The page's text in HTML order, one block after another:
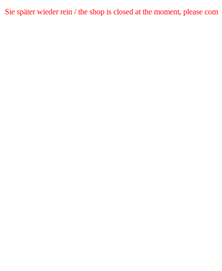
schauen Sie später wieder rein / the shop is closed at the moment,